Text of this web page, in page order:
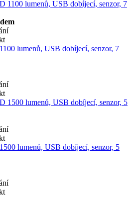
lumenů, USB dobíjecí, senzor, 7
lumenů, USB dobíjecí, senzor, 5